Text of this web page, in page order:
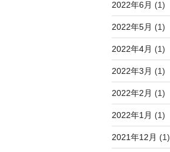
2022年6月 (1)
2022年5月 (1)
2022年4月 (1)
2022年3月 (1)
2022年2月 (1)
2022年1月 (1)
2021年12月 (1)